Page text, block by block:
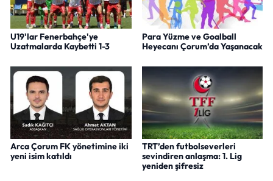
U19'lar Fenerbahçe'ye
Uzatmalarda Kaybetti 1-3
Para Yüzme ve Goalball
Heyecanı Çorum’da Yaşanacak
Arca Çorum FK yönetimine iki
yeni isim katıldı
TRT’den futbolseverleri
sevindiren anlaşma: 1. Lig
yeniden şifresiz